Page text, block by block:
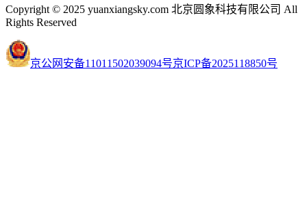
Copyright © 2025 yuanxiangsky.com 北京圆象科技有限公司 All
Rights Reserved
京公网安备11011502039094号京ICP备2025118850号